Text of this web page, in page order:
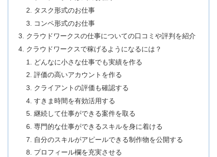
タスク形式のお仕事
コンペ形式のお仕事
クラウドワークスの仕事についての口コミや評判を紹介
クラウドワークスで稼げるようになるには？
どんなに小さな仕事でも実績を作る
評価の高いアカウントを作る
クライアントの評価も確認する
すきま時間を有効活用する
継続して仕事ができる案件を取る
専門的な仕事ができるスキルを身に着ける
自分のスキルがアピールできる制作物を公開する
プロフィール欄を充実させる